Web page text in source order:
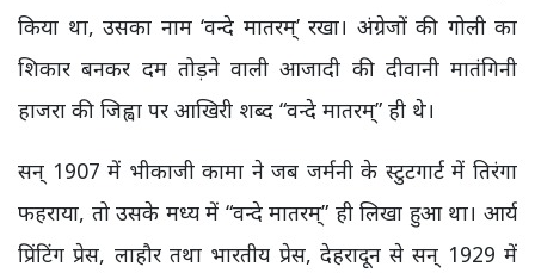
किया था, उसका नाम ‘वन्दे मातरम्’ रखा। अंग्रेजों की गोली का
शिकार बनकर दम तोड़ने वाली आजादी की दीवानी मातंगिनी
हाजरा की जिह्वा पर आखिरी शब्द “वन्दे मातरम्” ही थे।
सन् 1907 में भीकाजी कामा ने जब जर्मनी के स्टुटगार्ट में तिरंगा
फहराया, तो उसके मध्य में “वन्दे मातरम्” ही लिखा हुआ था। आर्य
प्रिंटिंग प्रेस, लाहौर तथा भारतीय प्रेस, देहरादून से सन् 1929 में